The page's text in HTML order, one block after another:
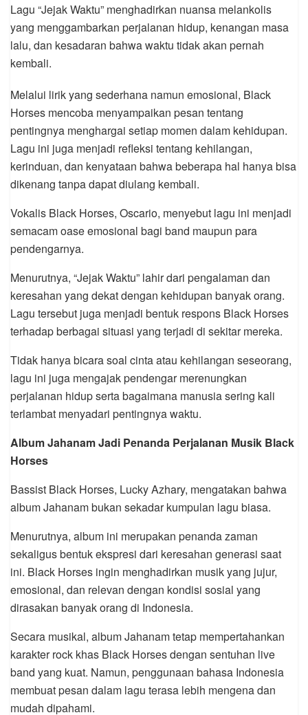
Lagu “Jejak Waktu” menghadirkan nuansa melankolis
yang menggambarkan perjalanan hidup, kenangan masa
lalu, dan kesadaran bahwa waktu tidak akan pernah
kembali.
Melalui lirik yang sederhana namun emosional, Black
Horses mencoba menyampaikan pesan tentang
pentingnya menghargai setiap momen dalam kehidupan.
Lagu ini juga menjadi refleksi tentang kehilangan,
kerinduan, dan kenyataan bahwa beberapa hal hanya bisa
dikenang tanpa dapat diulang kembali.
Vokalis Black Horses, Oscario, menyebut lagu ini menjadi
semacam oase emosional bagi band maupun para
pendengarnya.
Menurutnya, “Jejak Waktu” lahir dari pengalaman dan
keresahan yang dekat dengan kehidupan banyak orang.
Lagu tersebut juga menjadi bentuk respons Black Horses
terhadap berbagai situasi yang terjadi di sekitar mereka.
Tidak hanya bicara soal cinta atau kehilangan seseorang,
lagu ini juga mengajak pendengar merenungkan
perjalanan hidup serta bagaimana manusia sering kali
terlambat menyadari pentingnya waktu.
Album Jahanam Jadi Penanda Perjalanan Musik Black
Horses
Bassist Black Horses, Lucky Azhary, mengatakan bahwa
album Jahanam bukan sekadar kumpulan lagu biasa.
Menurutnya, album ini merupakan penanda zaman
sekaligus bentuk ekspresi dari keresahan generasi saat
ini. Black Horses ingin menghadirkan musik yang jujur,
emosional, dan relevan dengan kondisi sosial yang
dirasakan banyak orang di Indonesia.
Secara musikal, album Jahanam tetap mempertahankan
karakter rock khas Black Horses dengan sentuhan live
band yang kuat. Namun, penggunaan bahasa Indonesia
membuat pesan dalam lagu terasa lebih mengena dan
mudah dipahami.